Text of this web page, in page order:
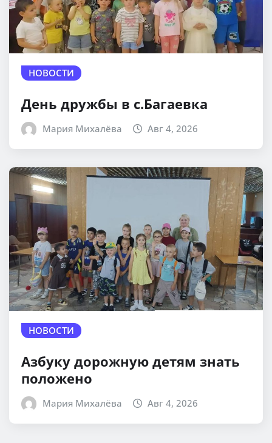
НОВОСТИ
День дружбы в с.Багаевка
Мария Михалёва Авг 4, 2026
НОВОСТИ
Азбуку дорожную детям знать
положено
Мария Михалёва Авг 4, 2026